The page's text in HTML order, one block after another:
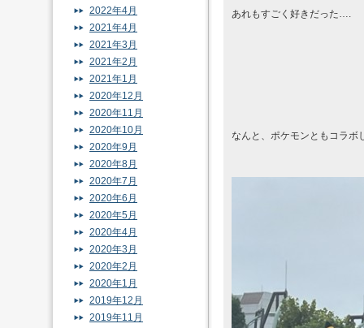
あれもすごく好きだった….
なんと、ポケモンともコラボ
2022年4月
2021年4月
2021年3月
2021年2月
2021年1月
2020年12月
2020年11月
2020年10月
2020年9月
2020年8月
2020年7月
2020年6月
2020年5月
2020年4月
2020年3月
2020年2月
2020年1月
2019年12月
2019年11月